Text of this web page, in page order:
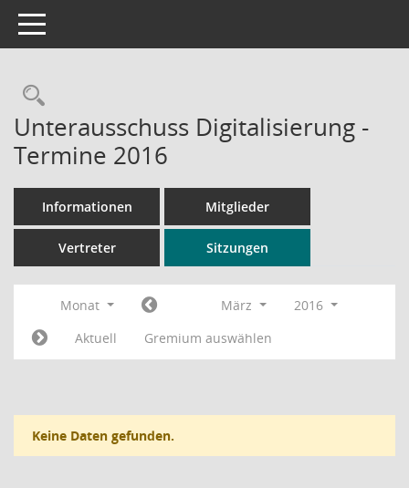
Toggle navigation
Rechercheauswahl
Unterausschuss Digitalisierung -
Termine 2016
Informationen Mitglieder
Vertreter Sitzungen
Monat März
2016
Aktuell
Gremium auswählen
Keine Daten gefunden.